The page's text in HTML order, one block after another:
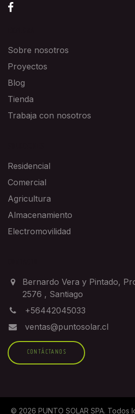
Sobre nosotros
Proyectos
Blog
Tienda
Trabaja con nosotros
Residencial
Comercial
Agricultura
Almacenamiento
Electromovilidad
Bernardo Vera y Pintado,
2576 , Santiago
+56442045033
ventas@puntosolar.cl
CONTÁCTANOS
© 2026 PUNTO SOLAR SPA. Todos